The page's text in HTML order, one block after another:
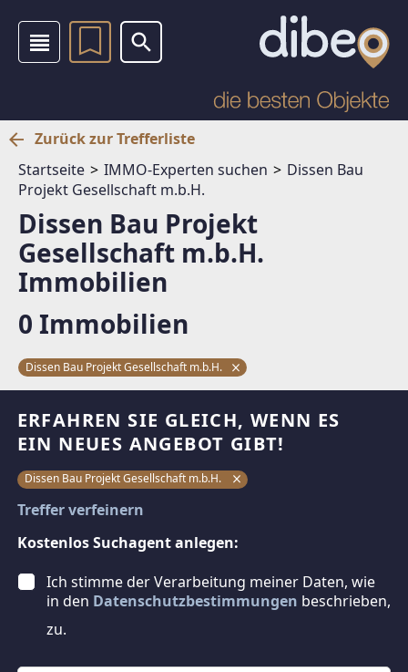
Zurück zur Trefferliste
Startseite
IMMO-Experten suchen
Dissen Bau
Projekt Gesellschaft m.b.H.
Dissen Bau Projekt
Gesellschaft m.b.H.
Immobilien
0 Immobilien
Dissen Bau Projekt Gesellschaft m.b.H.
ERFAHREN SIE GLEICH, WENN ES
EIN NEUES ANGEBOT GIBT!
Dissen Bau Projekt Gesellschaft m.b.H.
Treffer verfeinern
Kostenlos Suchagent anlegen:
Ich stimme der Verarbeitung meiner Daten, wie
in den Datenschutzbestimmungen beschrieben,
zu.